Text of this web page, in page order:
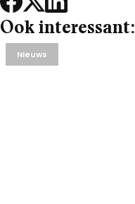
Ook interessant:
Nieuws